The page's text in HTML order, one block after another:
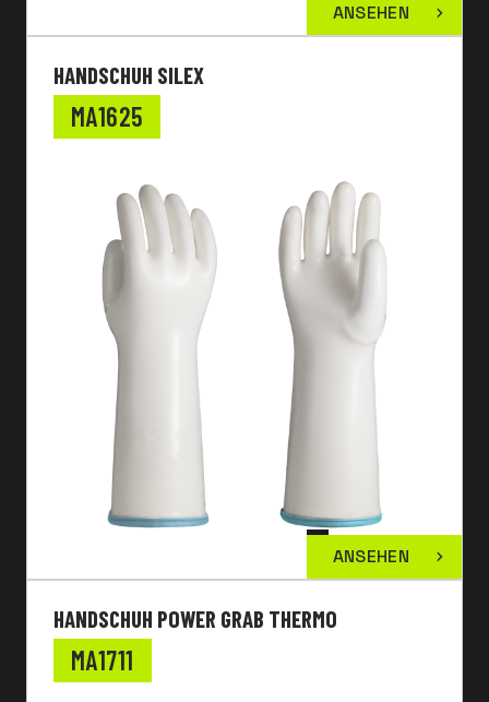
ANSEHEN
HANDSCHUH SILEX
MA1625
ANSEHEN
HANDSCHUH POWER GRAB THERMO
MA1711